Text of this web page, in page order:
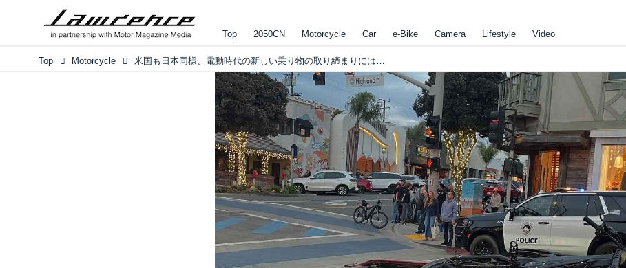
Top 2050CN Motorcycle Car e-Bike Camera Lifestyle Video
Top Motorcycle 米国も日本同様、電動時代の新しい乗り物の取り締まりには、苦労をしているみたいです？